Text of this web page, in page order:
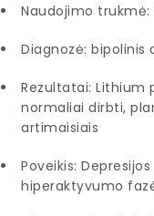
Naudojimo trukmė:
Diagnozė: bipolinis
Rezultatai: Lithium
normaliai dirbti,
artimaisiais
Poveikis:
hiperaktyvumo